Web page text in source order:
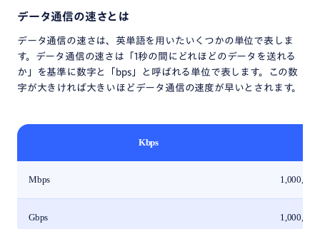
データ通信の速さとは
データ通信の速さは、英単語を用いたいくつかの単位で表しま
す。データ通信の速さは「1秒の間にどれほどのデータを送れる
か」を基準に数字と「bps」と呼ばれる単位で表します。この数
字が大きければ大きいほどデータ通信の速度が早いとされます。
Kbps
Mbps
Gbps